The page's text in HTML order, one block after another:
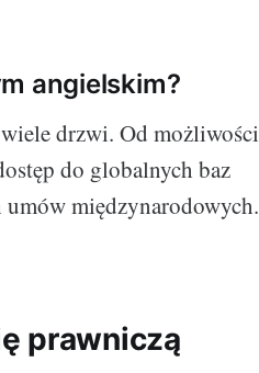
angielskim?
drzwi. Od możliwości
do globalnych baz
międzynarodowych.
prawniczą